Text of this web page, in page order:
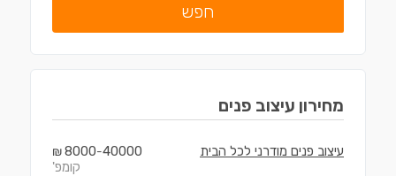
חפש
מחירון עיצוב פנים
עיצוב פנים מודרני לכל הבית 8000-40000
₪
קומפ'